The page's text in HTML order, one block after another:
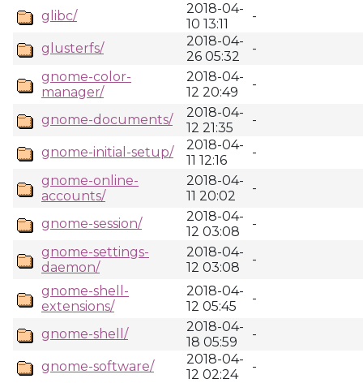
glibc/
2018-04-
10 13:11
-
glusterfs/
2018-04-
26 05:32
-
gnome-color-
manager/
2018-04-
12 20:49
-
gnome-documents/
2018-04-
12 21:35
-
gnome-initial-setup/
2018-04-
11 12:16
-
gnome-online-
accounts/
2018-04-
11 20:02
-
gnome-session/
2018-04-
12 03:08
-
gnome-settings-
daemon/
2018-04-
12 03:08
-
gnome-shell-
extensions/
2018-04-
12 05:45
-
gnome-shell/
2018-04-
18 05:59
-
gnome-software/
2018-04-
12 02:24
-